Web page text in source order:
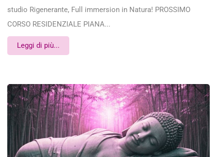
studio Rigenerante, Full immersion in Natura! PROSSIMO
CORSO RESIDENZIALE PIANA...
Leggi di più...